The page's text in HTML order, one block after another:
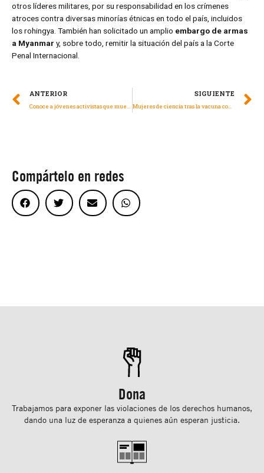
otros líderes militares, por su responsabilidad en los crímenes
atroces contra diversas minorías étnicas en todo el país, incluidos
los rohingya. También han solicitado un amplio embargo de armas
a Myanmar y, sobre todo, remitir la situación del país a la Corte
Penal Internacional.
ANTERIOR
Conoce a jóvenes activistas que muestran resiliencia en medio de la incertidumbre
SIGUIENTE
Mujeres de ciencia tras la vacuna contra la COVID-19
Compártelo en redes
Dona
Trabajamos para exponer las violaciones de los derechos humanos,
dando una luz de esperanza a quienes aún esperan justicia.